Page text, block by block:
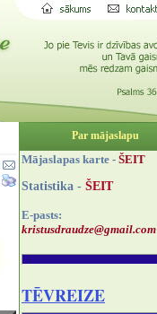
Par mājaslapu
Mājaslapas karte - ŠEIT
Statistika - ŠEIT
E-pasts:
kristusdraudze@gmail.com
TĒVREIZE